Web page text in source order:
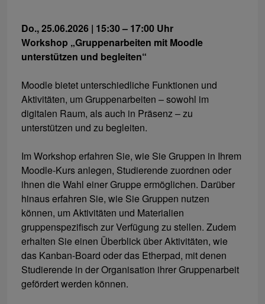
Do., 25.06.2026 | 15:30 – 17:00 Uhr
Workshop „Gruppenarbeiten mit Moodle
unterstützen und begleiten“
Moodle bietet unterschiedliche Funktionen und
Aktivitäten, um Gruppenarbeiten – sowohl im
digitalen Raum, als auch in Präsenz – zu
unterstützen und zu begleiten.
Im Workshop erfahren Sie, wie Sie Gruppen in Ihrem
Moodle-Kurs anlegen, Studierende zuordnen oder
ihnen die Wahl einer Gruppe ermöglichen. Darüber
hinaus erfahren Sie, wie Sie Gruppen nutzen
können, um Aktivitäten und Materialien
gruppenspezifisch zur Verfügung zu stellen. Zudem
erhalten Sie einen Überblick über Aktivitäten, wie
das Kanban-Board oder das Etherpad, mit denen
Studierende in der Organisation ihrer Gruppenarbeit
gefördert werden können.